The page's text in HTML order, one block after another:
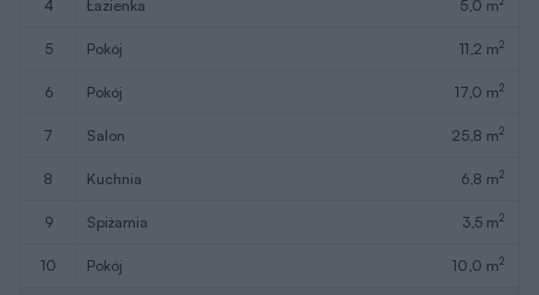
4 łazienka 5,0 m
5 pokój 11,2 m2
6 pokój 17,0 m2
7 salon 25,8 m2
8 kuchnia 6,8 m2
9 spiżarnia 3,5 m2
10 pokój 10,0 m2